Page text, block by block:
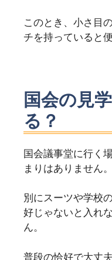
このとき、小さ目
チを持っていると
国会の見
る？
国会議事堂に行く
まりはありません。
別にスーツや学校
好じゃないと入れ
ん。
普段の恰好で大丈